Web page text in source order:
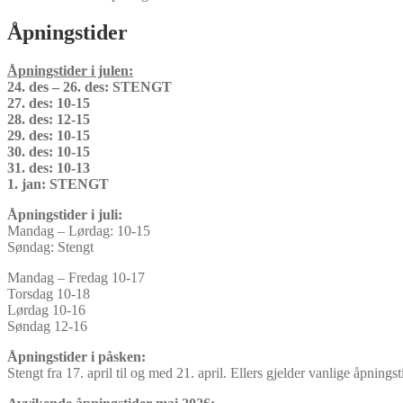
Åpningstider
Åpningstider i julen:
24. des – 26. des: STENGT
27. des: 10-15
28. des: 12-15
29. des: 10-15
30. des: 10-15
31. des: 10-13
1. jan: STENGT
Åpningstider i juli:
Mandag – Lørdag: 10-15
Søndag: Stengt
Mandag – Fredag 10-17
Torsdag 10-18
Lørdag 10-16
Søndag 12-16
Åpningstider i påsken:
Stengt fra 17. april til og med 21. april. Ellers gjelder vanlige